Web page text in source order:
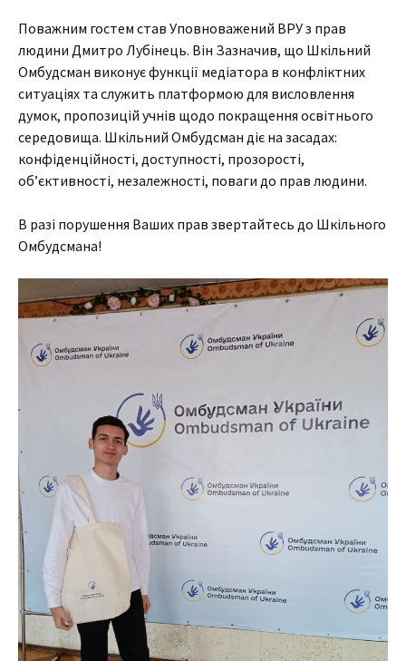
Поважним гостем став Уповноважений ВРУ з прав
людини Дмитро Лубінець. Він Зазначив, що Шкільний
Омбудсман виконує функції медіатора в конфліктних
ситуаціях та служить платформою для висловлення
думок, пропозицій учнів щодо покращення освітнього
середовища. Шкільний Омбудсман діє на засадах:
конфіденційності, доступності, прозорості,
об’єктивності, незалежності, поваги до прав людини.
В разі порушення Ваших прав звертайтесь до Шкільного
Омбудсмана!